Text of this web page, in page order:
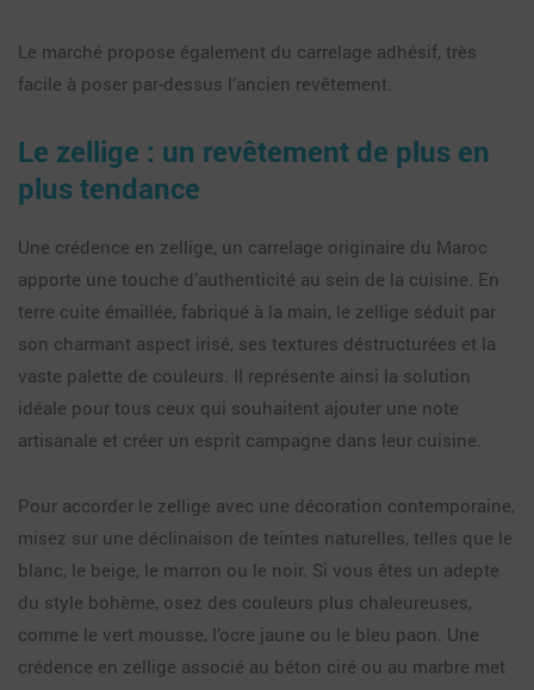
Le marché propose également du carrelage adhésif, très
facile à poser par-dessus l’ancien revêtement.
Le zellige : un revêtement de plus en
plus tendance
Une crédence en zellige, un carrelage originaire du Maroc
apporte une touche d’authenticité au sein de la cuisine. En
terre cuite émaillée, fabriqué à la main, le zellige séduit par
son charmant aspect irisé, ses textures déstructurées et la
vaste palette de couleurs. Il représente ainsi la solution
idéale pour tous ceux qui souhaitent ajouter une note
artisanale et créer un esprit campagne dans leur cuisine.
Pour accorder le zellige avec une décoration contemporaine,
misez sur une déclinaison de teintes naturelles, telles que le
blanc, le beige, le marron ou le noir. Si vous êtes un adepte
du style bohème, osez des couleurs plus chaleureuses,
comme le vert mousse, l’ocre jaune ou le bleu paon. Une
crédence en zellige associé au béton ciré ou au marbre met